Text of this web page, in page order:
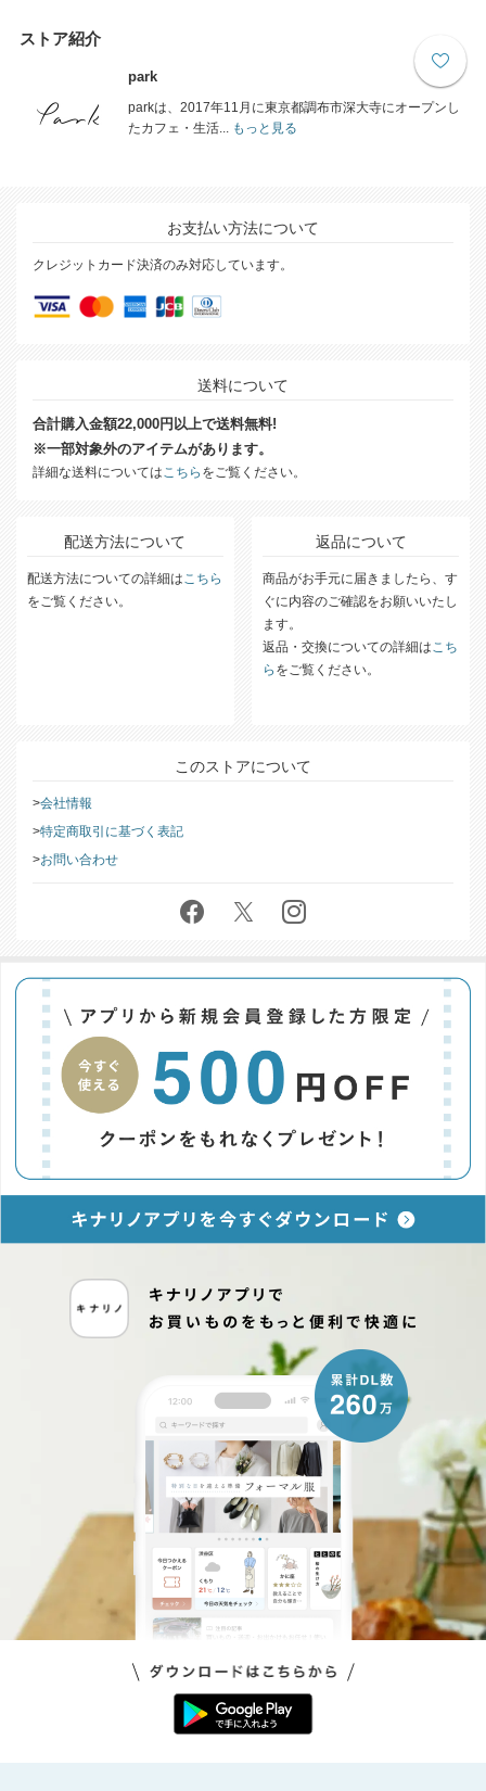
ストア紹介
park
parkは、2017年11月に東京都調布市深大寺にオープンし
たカフェ・生活...
もっと見る
お支払い方法について
クレジットカード決済のみ対応しています。
送料について
合計購入金額22,000円以上で送料無料!
※一部対象外のアイテムがあります。
詳細な送料については こちら をご覧ください。
配送方法について
配送方法についての詳細は こちら
をご覧ください。
返品について
商品がお手元に届きましたら、す
ぐに内容のご確認をお願いいたし
ます。
返品・交換についての詳細は こち
ら をご覧ください。
このストアについて
会社情報
特定商取引に基づく表記
お問い合わせ